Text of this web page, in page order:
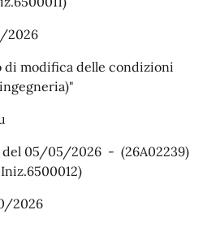
2026
modifica delle condizioni
05/05/2026 - (26A02239)
2026